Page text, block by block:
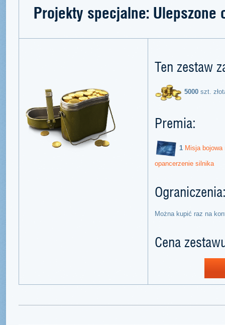
Projekty specjalne: Ulepszone
Ten zestaw
5000 szt.
Premia:
1 Misja
opancerzenie silnika
Można kupić raz na
Cena